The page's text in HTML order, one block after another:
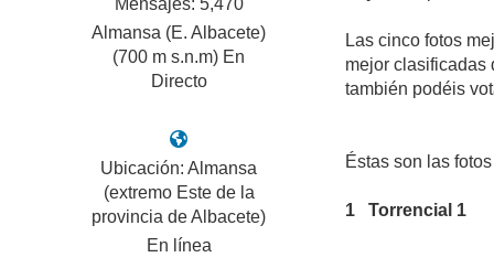
Mensajes: 5,470
Almansa (E. Albacete)
(700 m s.n.m) En
Directo
Ubicación: Almansa
(extremo Este de la
provincia de Albacete)
En línea
Las cinco fotos
mejor clasificadas
también podéis
Éstas son las
1 Torrencial 1